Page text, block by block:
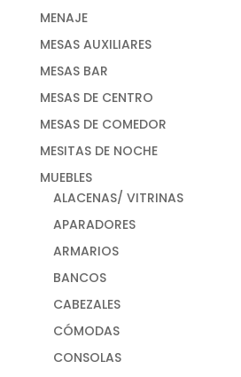
MENAJE
MESAS AUXILIARES
MESAS BAR
MESAS DE CENTRO
MESAS DE COMEDOR
MESITAS DE NOCHE
MUEBLES
ALACENAS/ VITRINAS
APARADORES
ARMARIOS
BANCOS
CABEZALES
CÓMODAS
CONSOLAS